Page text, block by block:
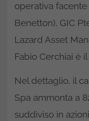
operativa
Benetton), GIC
Lazard Asset
Fabio Cerchiai è
Nel dettaglio, il
Spa ammonta a
suddiviso in